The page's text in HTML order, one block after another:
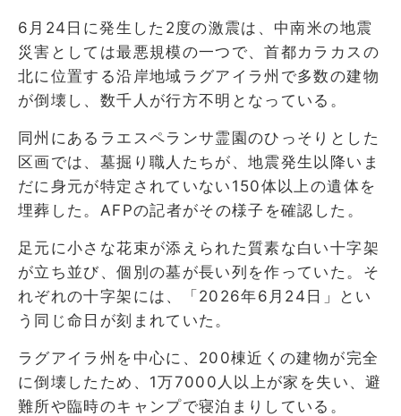
6月24日に発生した2度の激震は、中南米の地震
災害としては最悪規模の一つで、首都カラカスの
北に位置する沿岸地域ラグアイラ州で多数の建物
が倒壊し、数千人が行方不明となっている。
同州にあるラエスペランサ霊園のひっそりとした
区画では、墓掘り職人たちが、地震発生以降いま
だに身元が特定されていない150体以上の遺体を
埋葬した。AFPの記者がその様子を確認した。
足元に小さな花束が添えられた質素な白い十字架
が立ち並び、個別の墓が長い列を作っていた。そ
れぞれの十字架には、「2026年6月24日」とい
う同じ命日が刻まれていた。
ラグアイラ州を中心に、200棟近くの建物が完全
に倒壊したため、1万7000人以上が家を失い、避
難所や臨時のキャンプで寝泊まりしている。